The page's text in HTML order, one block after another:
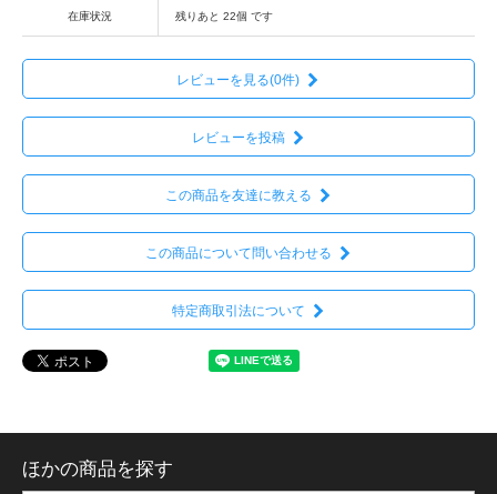
在庫状況 残りあと 22個 です
レビューを見る(0件)
レビューを投稿
この商品を友達に教える
この商品について問い合わせる
特定商取引法について
ほかの商品を探す